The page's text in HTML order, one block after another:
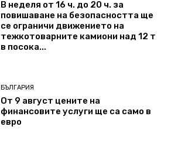
В неделя от 16 ч. до 20 ч. за
повишаване на безопасността ще
се ограничи движението на
тежкотоварните камиони над 12 т
в посока...
БЪЛГАРИЯ
От 9 август цените на
финансовите услуги ще са само в
евро